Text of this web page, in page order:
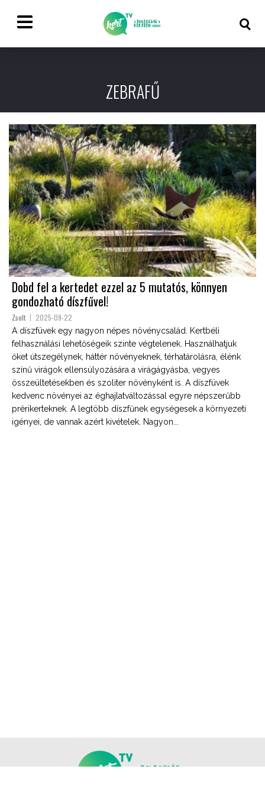
ZEBRAFŰ
Dobd fel a kertedet ezzel az 5 mutatós, könnyen
gondozható díszfűvel!
Zsolt 2025-09-22
A díszfüvek egy nagyon népes növénycsalád. Kertbéli
felhasználási lehetőségeik szinte végtelenek. Használhatjuk
őket útszegélynek, háttér növényeknek, térhatárolásra, élénk
színű virágok ellensúlyozására a virágágyásba, vegyes
összeültetésekben és szoliter növényként is. A díszfüvek
kedvenc növényei az éghajlatváltozással egyre népszerűbb
prérikerteknek. A legtöbb díszfűnek egységesek a környezeti
igényei, de vannak azért kivételek. Nagyon...